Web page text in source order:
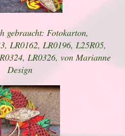
gebraucht: Fotokarton,
LR0162, LR0196, L25R05,
LR0326, von Marianne
Design